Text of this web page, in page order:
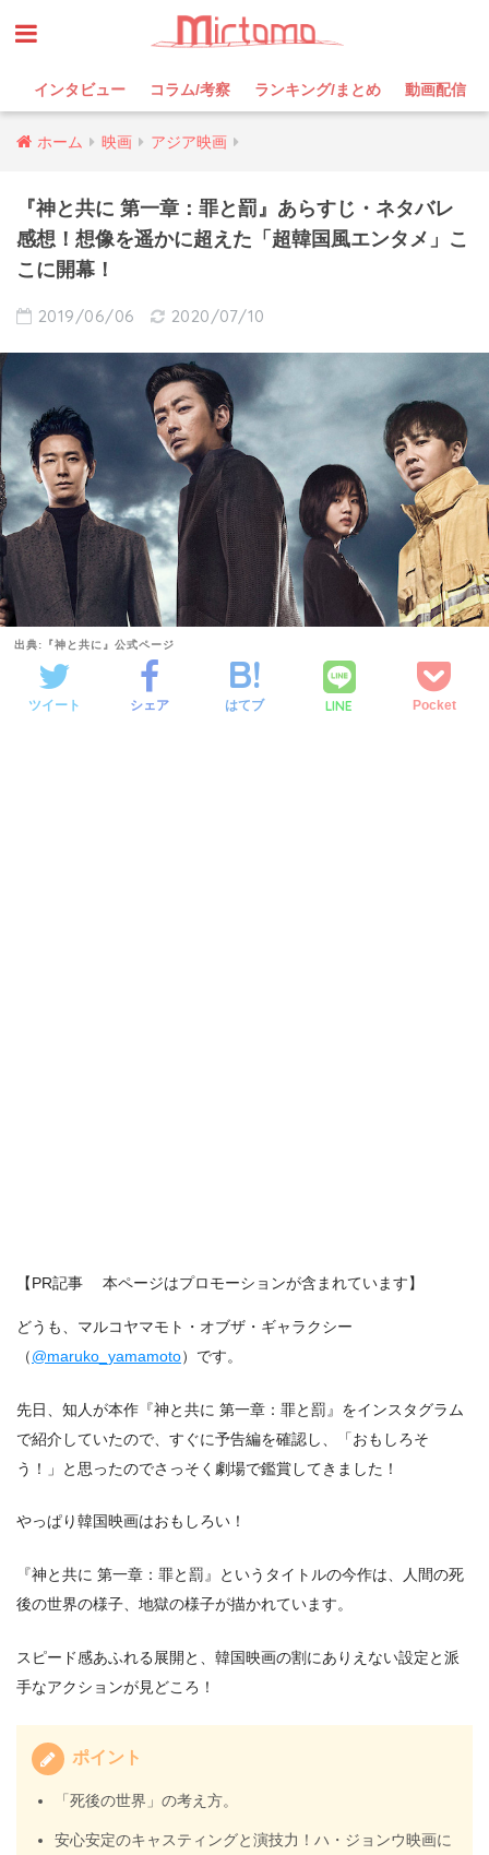
インタビュー コラム/考察 ランキング/まとめ 動画配信
ホーム 映画 アジア映画
『神と共に 第一章：罪と罰』あらすじ・ネタバレ
感想！想像を遥かに超えた「超韓国風エンタメ」こ
こに開幕！
2019/06/06 2020/07/10
出典:『神と共に』公式ページ
ツイート シェア はてブ LINE Pocket
【PR記事 本ページはプロモーションが含まれています】
どうも、マルコヤマモト・オブザ・ギャラクシー
（@maruko_yamamoto）です。
先日、知人が本作『神と共に 第一章：罪と罰』をインスタグラム
で紹介していたので、すぐに予告編を確認し、「おもしろそ
う！」と思ったのでさっそく劇場で鑑賞してきました！
やっぱり韓国映画はおもしろい！
『神と共に 第一章：罪と罰』というタイトルの今作は、人間の死
後の世界の様子、地獄の様子が描かれています。
スピード感あふれる展開と、韓国映画の割にありえない設定と派
手なアクションが見どころ！
ポイント
「死後の世界」の考え方。
安心安定のキャスティングと演技力！ハ・ジョンウ映画に